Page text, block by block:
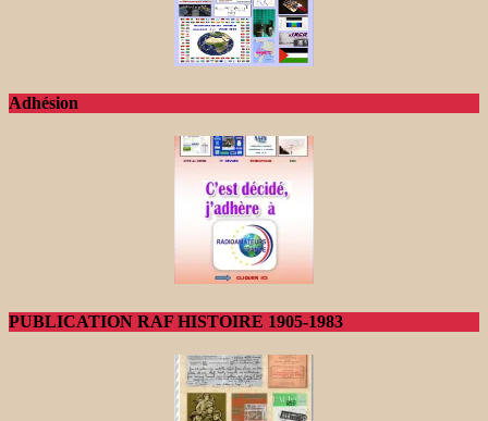
Adhésion
PUBLICATION RAF HISTOIRE 1905-1983